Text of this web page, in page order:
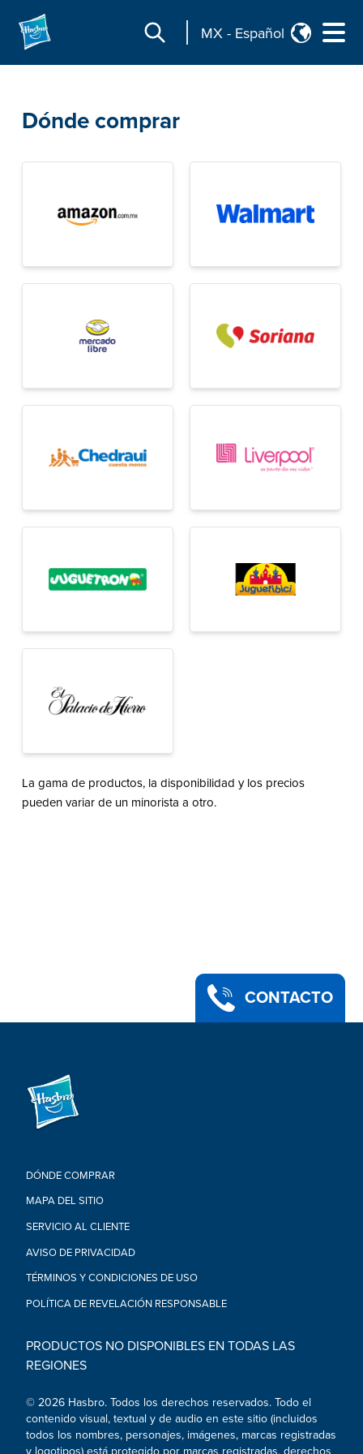
MX - Español
Dónde comprar
La gama de productos, la disponibilidad y los precios
pueden variar de un minorista a otro.
CONTACTO
DÓNDE COMPRAR
MAPA DEL SITIO
SERVICIO AL CLIENTE
AVISO DE PRIVACIDAD
TÉRMINOS Y CONDICIONES DE USO
POLÍTICA DE REVELACIÓN RESPONSABLE
PRODUCTOS NO DISPONIBLES EN TODAS LAS
REGIONES
© 2026 Hasbro. Todos los derechos reservados. Todo el
contenido visual, textual y de audio en este sitio (incluidos
todos los nombres, personajes, imágenes, marcas registradas
y logotipos) está protegido por marcas registradas, derechos